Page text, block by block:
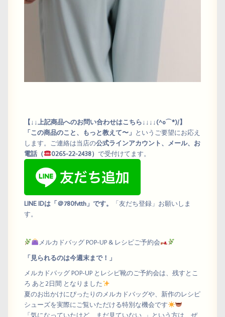
【↓↓上記商品へのお問い合わせはこちら↓↓↓↓(^o⌒*)/】
「この商品のこと、もっと教えて〜」 というご要望にお応え
します。ご連絡は当店の公式ラインアカウント、メール、お
電話（
0265-22-2438） で受付けてます。
LINE IDは「＠780fvtth」です。
「友だち登録」お願いしま
す。
メルカドバッグ POP-UP & レシピご予約会
「見られるのは今週末まで！」
メルカドバッグ POP-UP とレシピ靴のご予約会は、残すとこ
ろ あと2日間 となりました
夏のお出かけにぴったりのメルカドバッグや、新作のレシピ
シューズを実際にご覧いただける特別な機会です
「気になっていたけど、まだ見ていない…」という方は、ぜ